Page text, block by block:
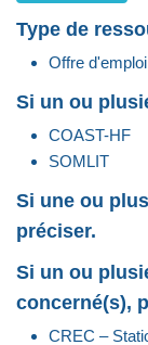
Type de
Offre
Si un ou
COAST-HF
SOMLIT
Si une ou
préciser.
Si un ou
concerné(s),
CREC –